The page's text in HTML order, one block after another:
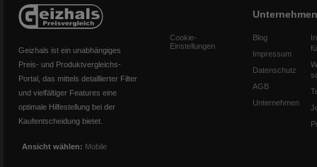
Geizhals ist ein unabhängiges
Preis- und Produktvergleichs-
Portal, das mittels detaillierter Filter
und vielfältiger Features eine
optimale Hilfestellung bei der
Kaufentscheidung bietet.
Ansicht wählen: Mobile
Cookie-
Einstellungen
Unternehmen
Blog
Impressum
Datenschutz
AGB
Unternehmen